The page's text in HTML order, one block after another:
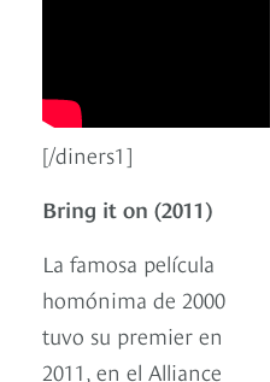
[/diners1]
Bring it on (2011)
La famosa película
homónima de 2000
tuvo su premier en
2011, en el Alliance